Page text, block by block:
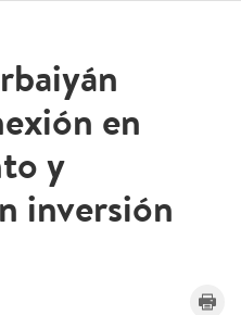
en
y
inversión